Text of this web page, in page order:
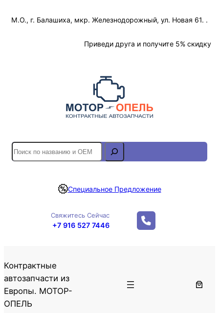
М.О., г. Балашиха, мкр. Железнодорожный, ул. Новая 61. .
Приведи друга и получите 5% скидку
S
e
r
Специальное Предложение
Свяжитесь Сейчас
+7 916 527 7446
Контрактные
автозапчасти из
Европы. МОТОР-
ОПЕЛЬ